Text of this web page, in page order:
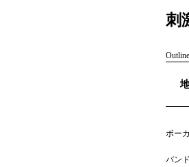
#女性SSW
刺
Outline
ボー
バン